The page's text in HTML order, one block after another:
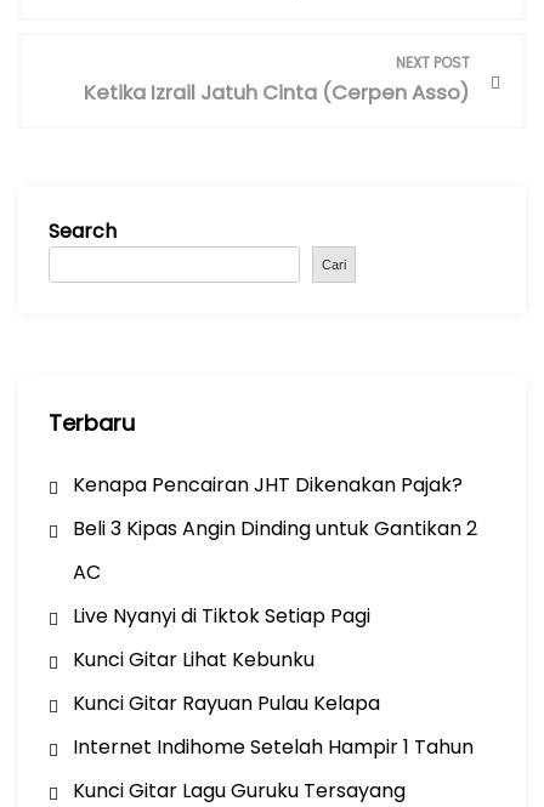
NEXT POST
Ketika Izrail Jatuh Cinta (Cerpen Asso)
Search
Cari
Terbaru
Kenapa Pencairan JHT Dikenakan Pajak?
Beli 3 Kipas Angin Dinding untuk Gantikan 2
AC
Live Nyanyi di Tiktok Setiap Pagi
Kunci Gitar Lihat Kebunku
Kunci Gitar Rayuan Pulau Kelapa
Internet Indihome Setelah Hampir 1 Tahun
Kunci Gitar Lagu Guruku Tersayang